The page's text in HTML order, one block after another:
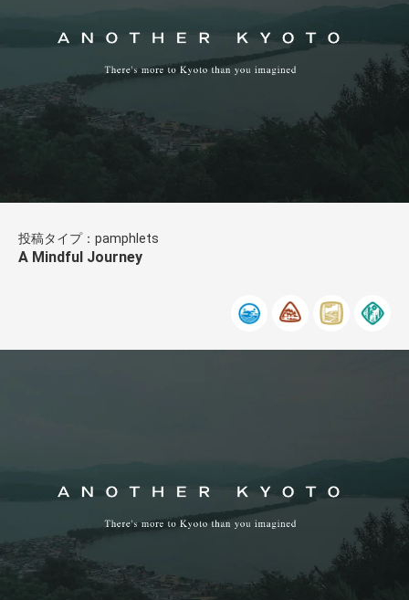
投稿タイプ：pamphlets
A Mindful Journey